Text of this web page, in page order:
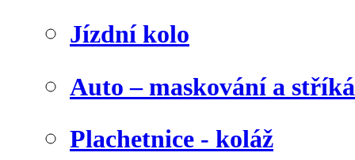
Jízdní kolo
Auto – maskování a
Plachetnice - koláž